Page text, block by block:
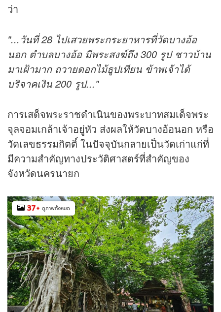
ว่า
"...วันที่ 28 ไปเสวยพระกระยาหารที่วัดบางอ้อ
นอก ตำบลบางอ้อ มีพระสงฆ์ถึง 300 รูป ชาวบ้าน
มาเฝ้ามาก ถวายดอกไม้ธูปเทียน ข้าพเจ้าได้
บริจาคเงิน 200 รูป..."
การเสด็จพระราชดำเนินของพระบาทสมเด็จพระ
จุลจอมเกล้าเจ้าอยู่หัว ส่งผลให้วัดบางอ้อนอก หรือ
วัดเลขธรรมกิตติ์ ในปัจจุบันกลายเป็นวัดเก่าแก่ที่
มีความสำคัญทางประวัติศาสตร์ที่สำคัญของ
จังหวัดนครนายก
37+ ดูภาพทั้งหมด